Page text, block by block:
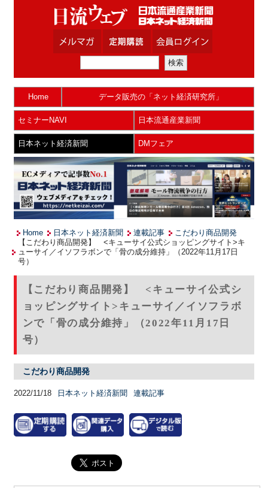
Home データ販売の「ネット経済研究所」
セミナーNAVI 日本流通産業新聞
日本ネット経済新聞 DMフェア
Home 日本ネット経済新聞 連載記事
こだわり商品開発
【こだわり商品開発】 <キューサイ公式ショッピングサイト>キ
ューサイ／イソフラボンで「骨の成分維持」（2022年11月17日
号）
【こだわり商品開発】 <キューサイ公式シ
ョッピングサイト>キューサイ／イソフラボ
ンで「骨の成分維持」（2022年11月17日
号）
こだわり商品開発
2022/11/18 日本ネット経済新聞 連載記事